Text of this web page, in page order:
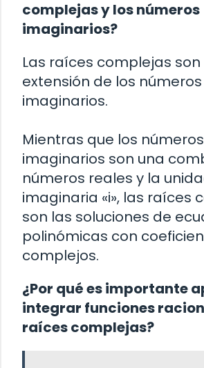
complejas y los números
imaginarios?
Las raíces complejas son
extensión de los números
imaginarios.
Mientras que los números
imaginarios son una
números reales y la
imaginaria «i», las raíces
son las soluciones de
polinómicas con
complejos.
¿Por qué es importante
integrar funciones
raíces complejas?